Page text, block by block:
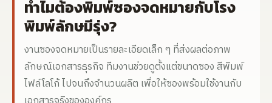
ทำไมต้องพิมพ์ซองจดหมายกับโรง
พิมพ์ลักษมีรุ่ง?
งานซองจดหมายเป็นรายละเอียดเล็ก ๆ ที่ส่งผลต่อภาพ
ลักษณ์เอกสารธุรกิจ ทีมงานช่วยดูตั้งแต่ขนาดซอง สีพิมพ์
ไฟล์โลโก้ ไปจนถึงจำนวนผลิต เพื่อให้ซองพร้อมใช้งานกับ